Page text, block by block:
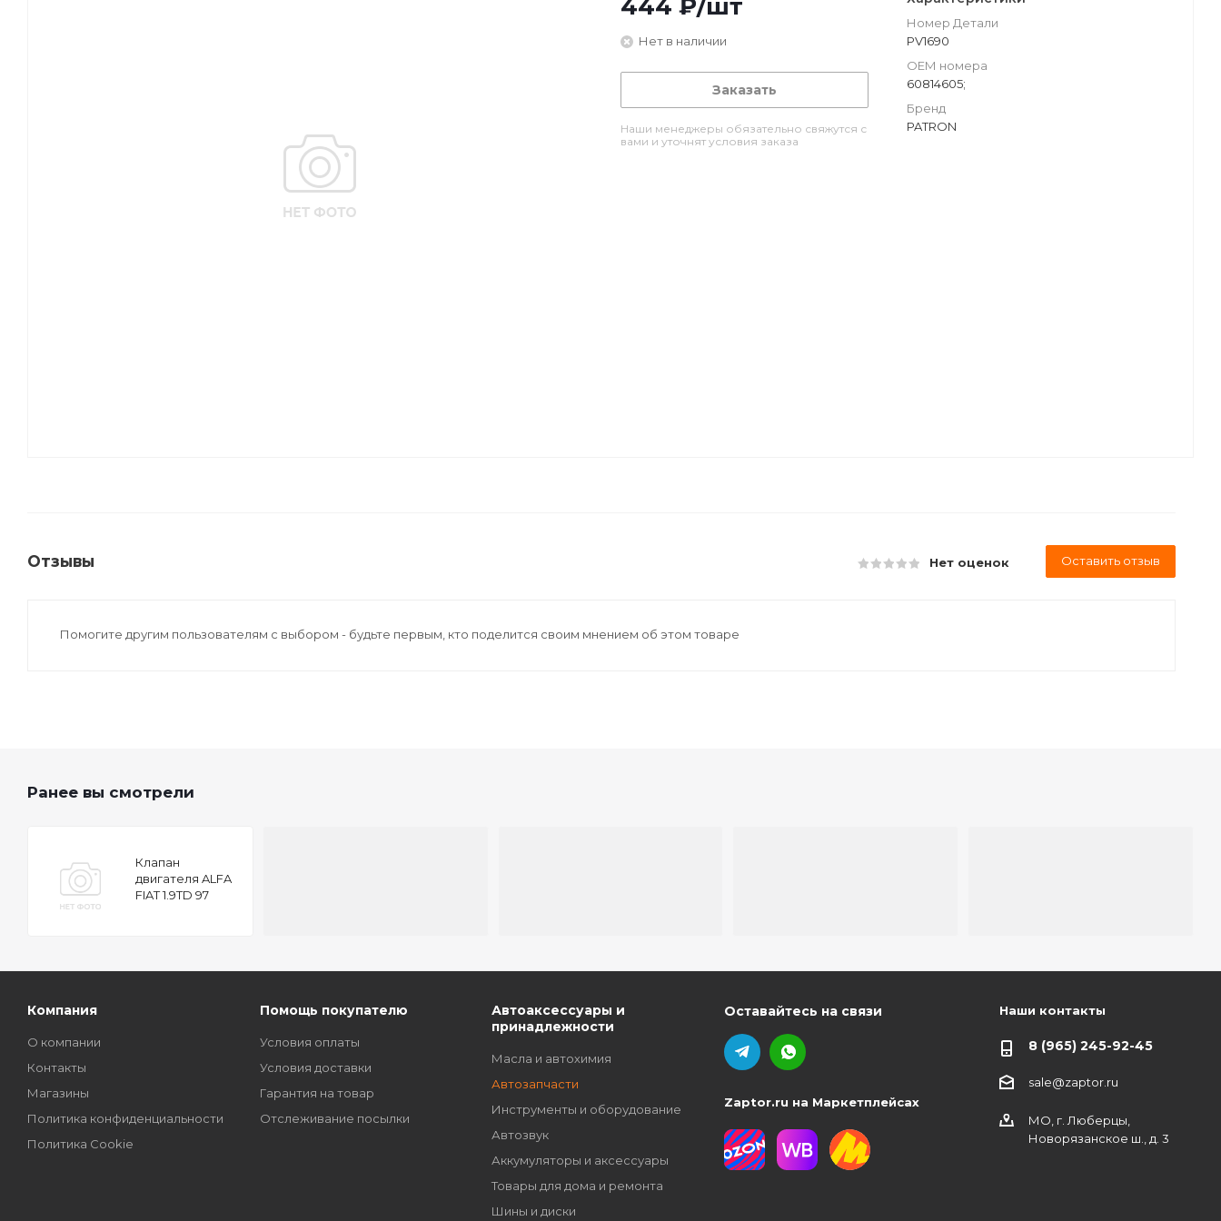
444 ₽/шт
Нет в наличии
Заказать
Наши менеджеры обязательно свяжутся с
вами и уточнят условия заказа
Номер Детали
PV1690
ОЕМ номера
60814605;
Бренд
PATRON
Отзывы Нет оценок Оставить отзыв
Помогите другим пользователям с выбором - будьте первым, кто поделится своим мнением об этом товаре
Ранее вы смотрели
Клапан
двигателя ALFA
FIAT 1.9TD 97
Компания
О компании
Контакты
Магазины
Политика конфиденциальности
Политика Cookie
Помощь покупателю
Условия оплаты
Условия доставки
Гарантия на товар
Отслеживание посылки
Автоаксессуары и
принадлежности
Масла и автохимия
Автозапчасти
Инструменты и оборудование
Автозвук
Аккумуляторы и аксессуары
Товары для дома и ремонта
Шины и диски
Оставайтесь на связи
Zaptor.ru на Маркетплейсах
Наши контакты
8 (965) 245-92-45
sale@zaptor.ru
МО, г. Люберцы,
Новорязанское ш., д. 3